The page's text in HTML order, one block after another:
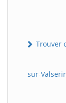
Trouver
sur-